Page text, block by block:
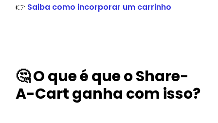
👉 Saiba como incorporar um carrinho
🤔 O que é que o Share-
A-Cart ganha com isso?